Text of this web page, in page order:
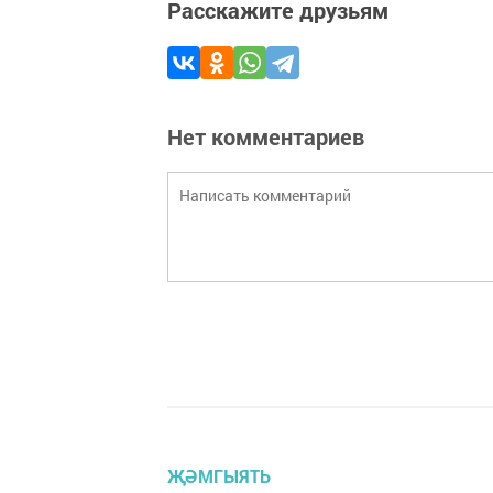
Расскажите друзьям
Нет комментариев
ҖӘМГЫЯТЬ